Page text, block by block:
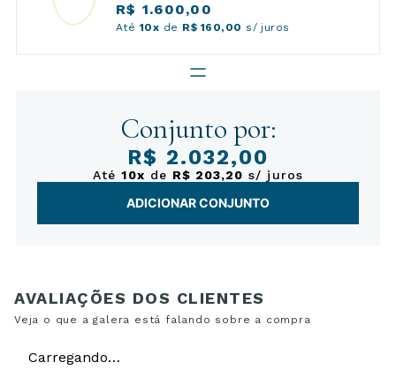
R$ 1.600,00
Até 10x de R$ 160,00 s/ juros
Conjunto por:
R$ 2.032,00
Até10x de R$ 203,20 s/ juros
ADICIONAR CONJUNTO
Carregando…